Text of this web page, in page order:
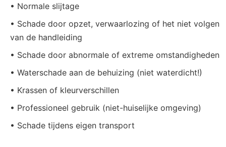
• Normale slijtage
• Schade door opzet, verwaarlozing of het niet volgen
van de handleiding
• Schade door abnormale of extreme omstandigheden
• Waterschade aan de behuizing (niet waterdicht!)
• Krassen of kleurverschillen
• Professioneel gebruik (niet-huiselijke omgeving)
• Schade tijdens eigen transport